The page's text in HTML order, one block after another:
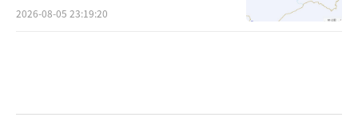
2026-08-05 23:19:20